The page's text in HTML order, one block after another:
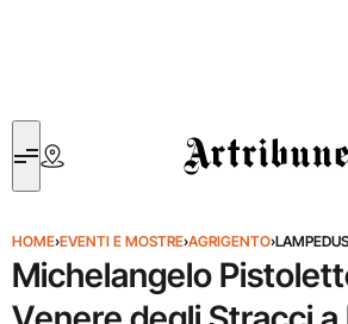
Artribune
HOME›EVENTI E MOSTRE›AGRIGENTO›
Michelangelo